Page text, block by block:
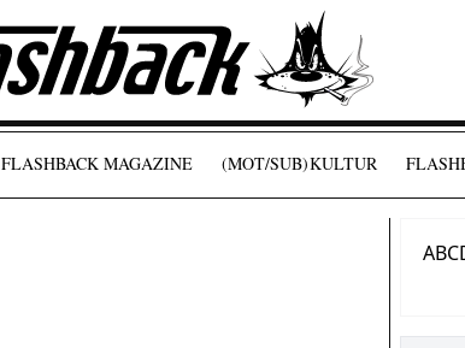
FLASHBACK MAGAZINE (MOT/SUB)KULTUR
ABC